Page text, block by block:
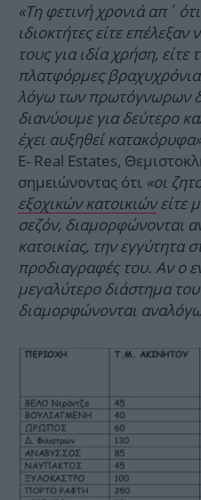
«Τη φετινή χρονιά απ΄
ιδιοκτήτες είτε
τους για ιδία χρήση, είτε
πλατφόρμες
λόγω των πρωτόγνωρων
διανύουμε για δεύτερο
έχει αυξηθεί κατακόρυφα»
E- Real Estates,
σημειώνοντας ότι «οι
εξοχικών κατοικιώνείτε
σεζόν, διαμορφώνονται
κατοικίας, την εγγύτητα
προδιαγραφές του. Αν ο
μεγαλύτερο διάστημα
διαμορφώνονται